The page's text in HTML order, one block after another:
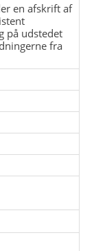
en afskrift af
på udstedet
fra